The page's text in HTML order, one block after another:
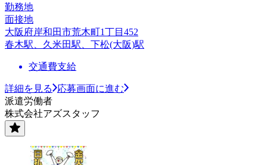
勤務地
面接地
大阪府岸和田市荒木町1丁目452
春木駅、久米田駅、下松(大阪)駅
交通費支給
詳細を見る
応募画面に進む
派遣労働者
株式会社アズスタッフ